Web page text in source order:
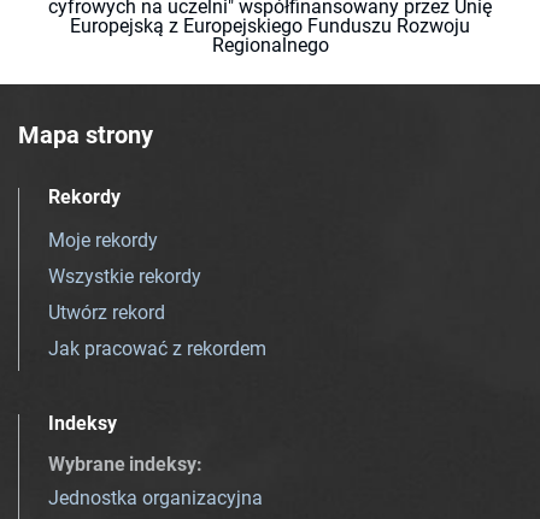
cyfrowych na uczelni" współfinansowany przez Unię
Europejską z Europejskiego Funduszu Rozwoju
Regionalnego
Mapa strony
Rekordy
Moje rekordy
Wszystkie rekordy
Utwórz rekord
Jak pracować z rekordem
Indeksy
Wybrane indeksy:
Jednostka organizacyjna